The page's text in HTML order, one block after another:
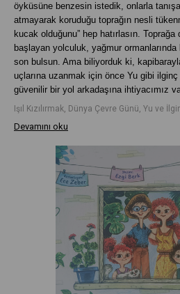
öyküsüne benzesin istedik, onlarla
atmayarak koruduğu toprağın nesli
kucak olduğunu” hep hatırlasın.
başlayan yolculuk, yağmur ormanlarında
son bulsun. Ama biliyorduk ki,
uçlarına uzanmak için önce Yu gibi
güvenilir bir yol arkadaşına ihtiyacımız
Devamını oku